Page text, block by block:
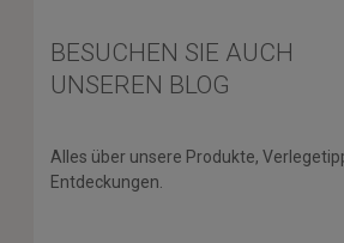
BESUCHEN SIE AUCH
UNSEREN BLOG
Alles über unsere Produkte,
Entdeckungen.